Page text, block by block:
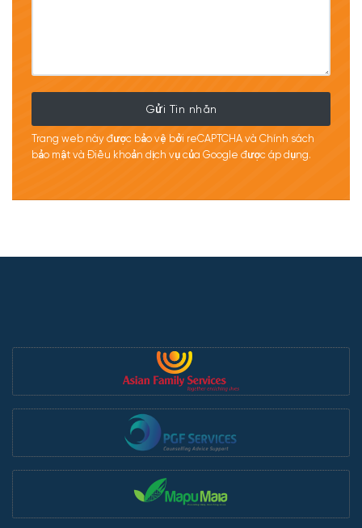
Gửi Tin nhắn
Trang web này được bảo vệ bởi reCAPTCHA và Chính sách
bảo mật và Điều khoản dịch vụ của Google được áp dụng.